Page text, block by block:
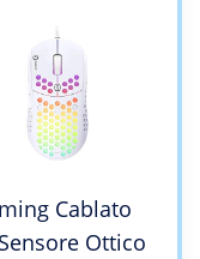
Cablato
Ottico